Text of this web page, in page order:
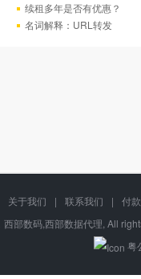
续租多年是否有优惠？
名词解释：URL转发
关于我们 | 联系我们 |
付
部数码,西部数据代理, All
粤